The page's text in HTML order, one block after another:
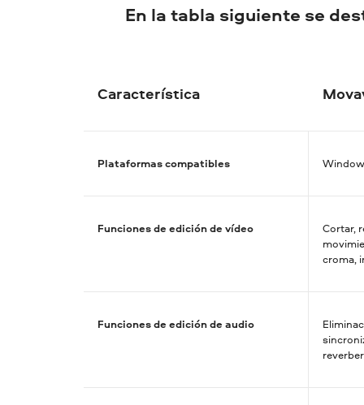
En la tabla siguiente se
Característica
Plataformas compatibles
Funciones de edición de vídeo
Cortar,
croma,
Funciones de edición de audio